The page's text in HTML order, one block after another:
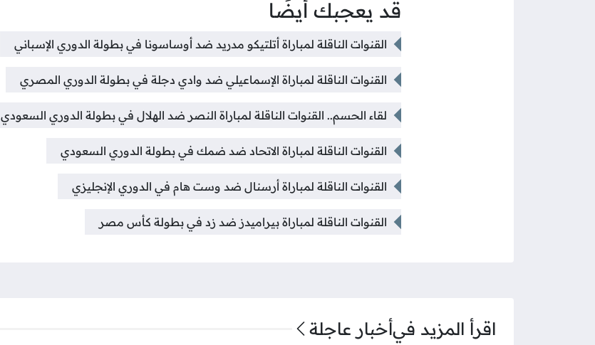
قد يعجبك أيضًا
القنوات الناقلة لمباراة أتلتيكو مدريد ضد أوساسونا في بطولة الدوري الإسباني
القنوات الناقلة لمباراة الإسماعيلي ضد وادي دجلة في بطولة الدوري المصري
لقاء الحسم.. القنوات الناقلة لمباراة النصر ضد الهلال في بطولة الدوري السعودي
القنوات الناقلة لمباراة الاتحاد ضد ضمك في بطولة الدوري السعودي
القنوات الناقلة لمباراة أرسنال ضد وست هام في الدوري الإنجليزي
القنوات الناقلة لمباراة بيراميدز ضد زد في بطولة كأس مصر
اقرأ المزيد فيأخبار عاجلة